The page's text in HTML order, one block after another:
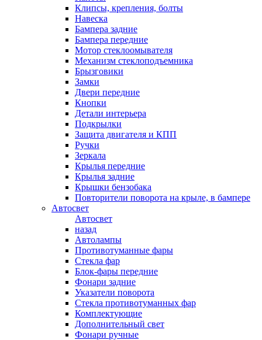
Клипсы, крепления, болты
Навеска
Бампера задние
Бампера передние
Мотор стеклоомывателя
Механизм стеклоподъемника
Брызговики
Замки
Двери передние
Кнопки
Детали интерьера
Подкрылки
Защита двигателя и КПП
Ручки
Зеркала
Крылья передние
Крылья задние
Крышки бензобака
Повторители поворота на крыле, в бампере
Автосвет
Автосвет
назад
Автолампы
Противотуманные фары
Стекла фар
Блок-фары передние
Фонари задние
Указатели поворота
Стекла противотуманных фар
Комплектующие
Дополнительный свет
Фонари ручные